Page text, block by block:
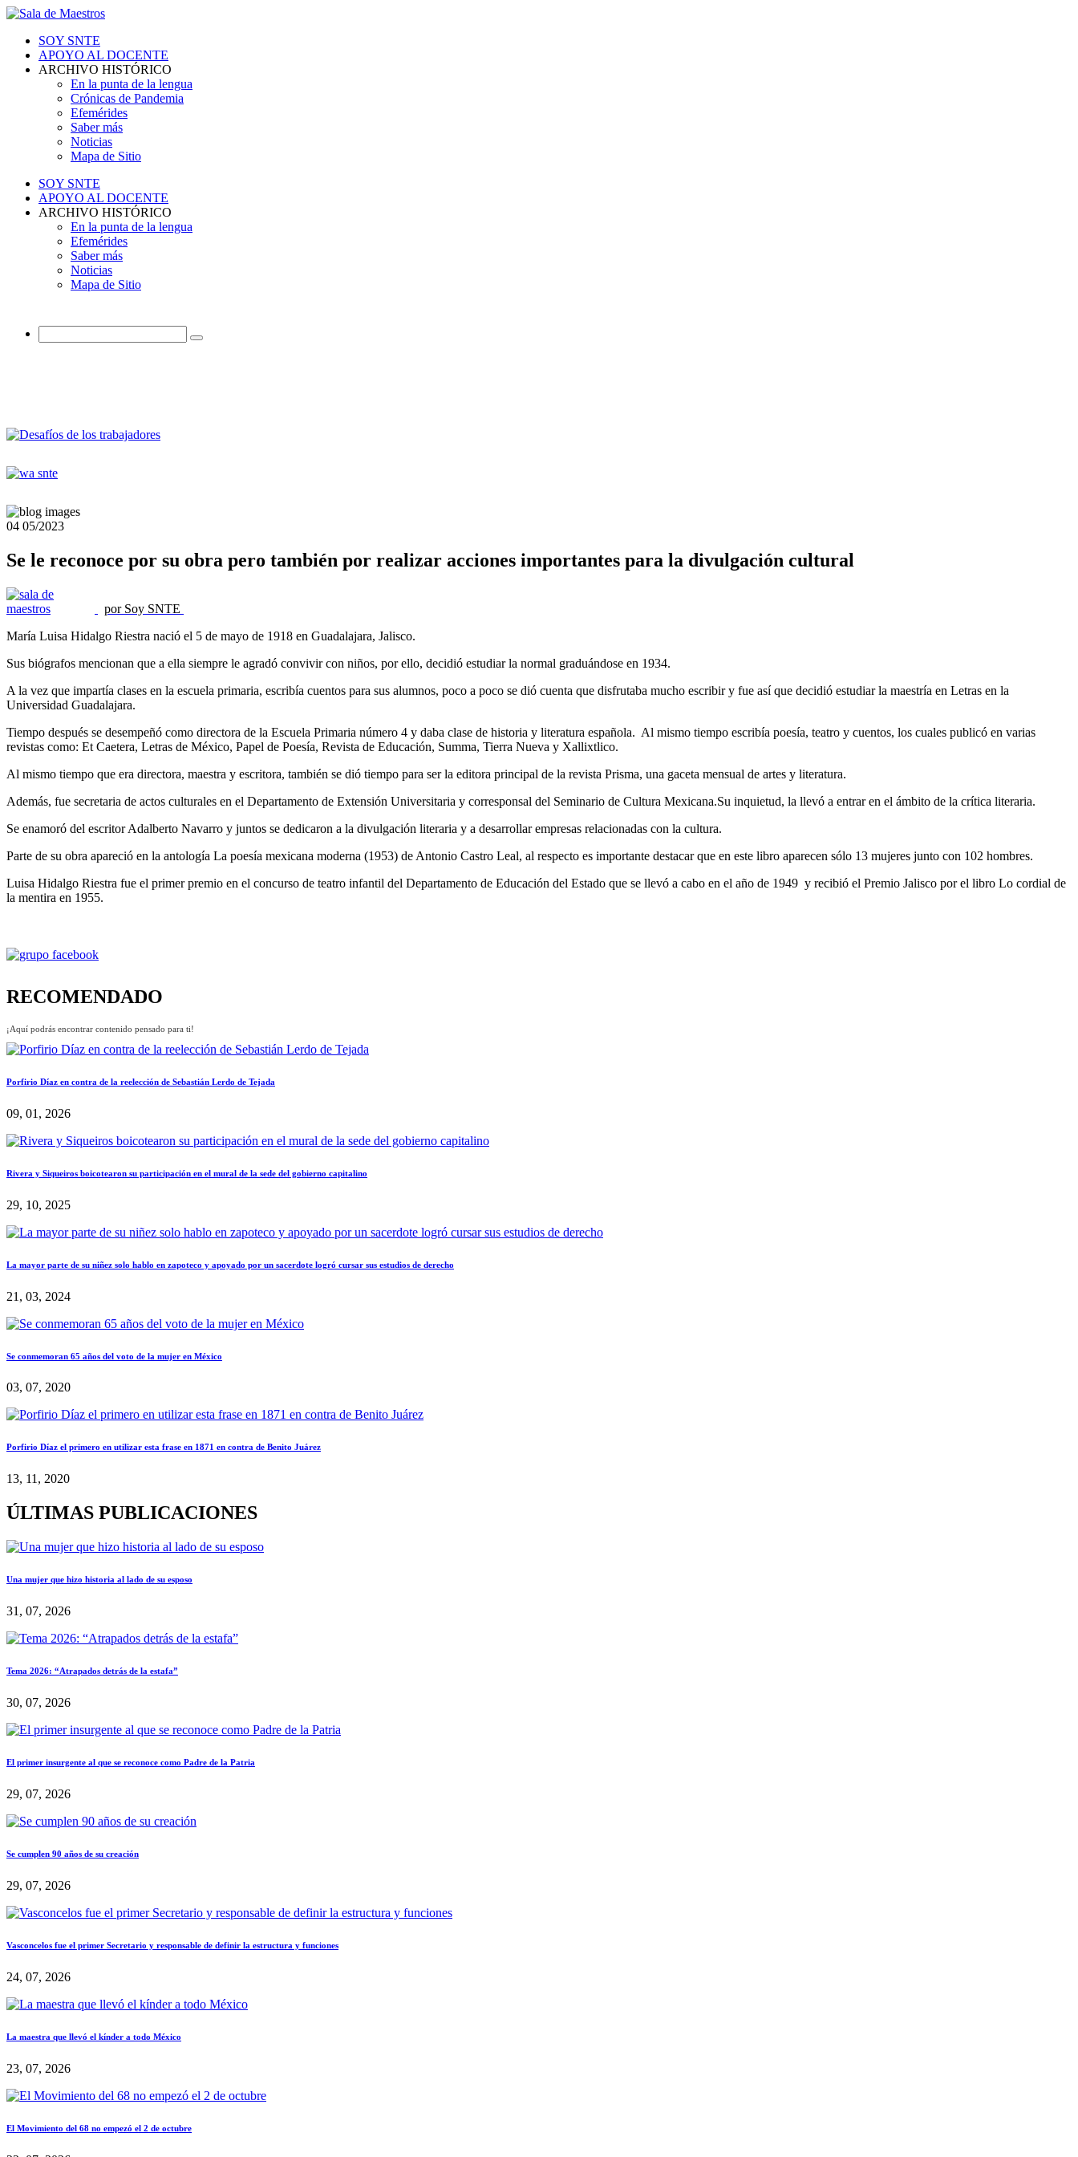
SOY SNTE
APOYO AL DOCENTE
ARCHIVO HISTÓRICO
En la punta de la lengua
Crónicas de Pandemia
Efemérides
Saber más
Noticias
Mapa de Sitio
SOY SNTE
APOYO AL DOCENTE
ARCHIVO HISTÓRICO
En la punta de la lengua
Efemérides
Saber más
Noticias
Mapa de Sitio
04 05/2023
Se le reconoce por su obra pero también por realizar acciones importantes para la divulgación cultural
por Soy SNTE
María Luisa Hidalgo Riestra nació el 5 de mayo de 1918 en Guadalajara, Jalisco.
Sus biógrafos mencionan que a ella siempre le agradó convivir con niños, por ello, decidió estudiar la normal graduándose en 1934.
A la vez que impartía clases en la escuela primaria, escribía cuentos para sus alumnos, poco a poco se dió cuenta que disfrutaba mucho escribir y fue así que decidió estudiar la maestría en Letras en la
Universidad Guadalajara.
Tiempo después se desempeñó como directora de la Escuela Primaria número 4 y daba clase de historia y literatura española. Al mismo tiempo escribía poesía, teatro y cuentos, los cuales publicó en varias
revistas como: Et Caetera, Letras de México, Papel de Poesía, Revista de Educación, Summa, Tierra Nueva y Xallixtlico.
Al mismo tiempo que era directora, maestra y escritora, también se dió tiempo para ser la editora principal de la revista Prisma, una gaceta mensual de artes y literatura.
Además, fue secretaria de actos culturales en el Departamento de Extensión Universitaria y corresponsal del Seminario de Cultura Mexicana.Su inquietud, la llevó a entrar en el ámbito de la crítica literaria.
Se enamoró del escritor Adalberto Navarro y juntos se dedicaron a la divulgación literaria y a desarrollar empresas relacionadas con la cultura.
Parte de su obra apareció en la antología La poesía mexicana moderna (1953) de Antonio Castro Leal, al respecto es importante destacar que en este libro aparecen sólo 13 mujeres junto con 102 hombres.
Luisa Hidalgo Riestra fue el primer premio en el concurso de teatro infantil del Departamento de Educación del Estado que se llevó a cabo en el año de 1949 y recibió el Premio Jalisco por el libro Lo cordial de
la mentira en 1955.
RECOMENDADO
¡Aquí podrás encontrar contenido pensado para ti!
Porfirio Díaz en contra de la reelección de Sebastián Lerdo de Tejada
09, 01, 2026
Rivera y Siqueiros boicotearon su participación en el mural de la sede del gobierno capitalino
29, 10, 2025
La mayor parte de su niñez solo hablo en zapoteco y apoyado por un sacerdote logró cursar sus estudios de derecho
21, 03, 2024
Se conmemoran 65 años del voto de la mujer en México
03, 07, 2020
Porfirio Díaz el primero en utilizar esta frase en 1871 en contra de Benito Juárez
13, 11, 2020
ÚLTIMAS PUBLICACIONES
Una mujer que hizo historia al lado de su esposo
31, 07, 2026
Tema 2026: “Atrapados detrás de la estafa”
30, 07, 2026
El primer insurgente al que se reconoce como Padre de la Patria
29, 07, 2026
Se cumplen 90 años de su creación
29, 07, 2026
Vasconcelos fue el primer Secretario y responsable de definir la estructura y funciones
24, 07, 2026
La maestra que llevó el kínder a todo México
23, 07, 2026
El Movimiento del 68 no empezó el 2 de octubre